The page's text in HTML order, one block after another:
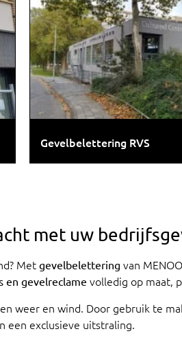
Gevelbelettering RVS
met uw
Met gevelbelettering van
en gevelreclame volledig op maat,
weer en wind. Door gebruik te
een exclusieve uitstraling.